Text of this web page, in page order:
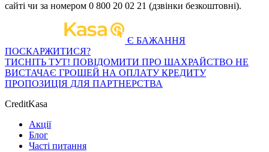
сайті чи за номером 0 800 20 02 21 (дзвінки безкоштовні).
Є БАЖАННЯ
ПОСКАРЖИТИСЯ?
ТИСНІТЬ ТУТ! ПОВІДОМИТИ ПРО ШАХРАЙСТВО НЕ
ВИСТАЧАЄ ГРОШЕЙ НА ОПЛАТУ КРЕДИТУ
ПРОПОЗИЦІЯ ДЛЯ ПАРТНЕРСТВА
CreditKasa
Акції
Блог
Часті питання